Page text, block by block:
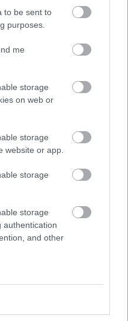
to be sent to
purposes.
me
storage
on web or
storage
website or app.
storage
storage
authentication
and other
A
48 ÓRA LEHET A
PAKSI TURBINA
stabil az ország
is takarékosságra kérik